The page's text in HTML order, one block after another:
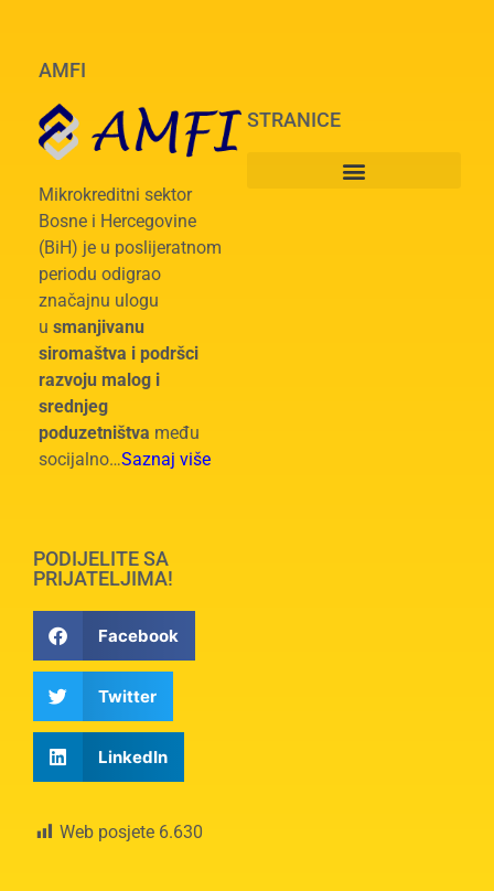
AMFI
Mikrokreditni sektor
Bosne i Hercegovine
(BiH) je u poslijeratnom
periodu odigrao
značajnu ulogu
u smanjivanu
siromaštva i podršci
razvoju malog i
srednjeg
poduzetništva među
socijalno…Saznaj više
STRANICE
PODIJELITE SA
PRIJATELJIMA!
Facebook
Twitter
LinkedIn
Web posjete 6.630